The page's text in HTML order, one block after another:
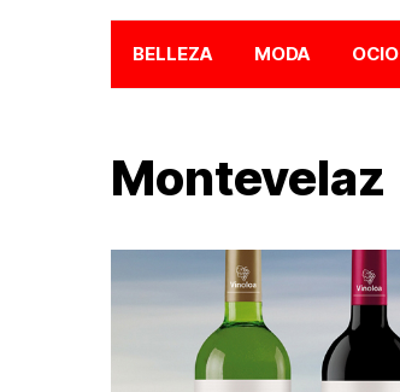
BELLEZA MODA OCIO
Montevelaz